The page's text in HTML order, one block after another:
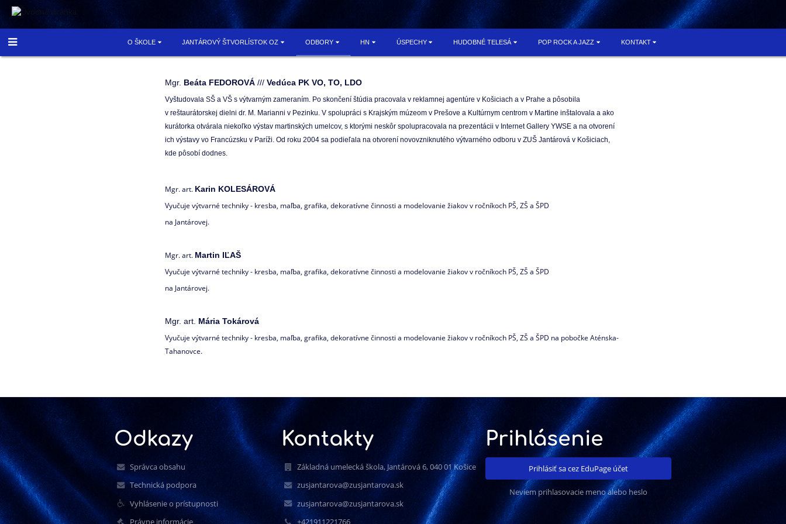
O ŠKOLE JANTÁROVÝ ŠTVORLÍSTOK OZ ODBORY HN ÚSPECHY HUDOBNÉ TELESÁ POP ROCK A JAZZ KONTAKT
Výtvarný
odbor
Mgr. Beáta FEDOROVÁ /// Vedúca PK VO, TO, LDO
Vyštudovala SŠ a VŠ s výtvarným zameraním. Po skončení štúdia pracovala v reklamnej agentúre v Košiciach a v Prahe a pôsobila
v reštaurátorskej dielni dr. M. Marianni v Pezinku. V spolupráci s Krajským múzeom v Prešove a Kultúrnym centrom v Martine inštalovala a ako
kurátorka otvárala niekoľko výstav martinských umelcov, s ktorými neskôr spolupracovala na prezentácii v Internet Gallery YWSE a na otvorení
ich výstavy vo Francúzsku v Paríži. Od roku 2004 sa podieľala na otvorení novovzniknutého výtvarného odboru v ZUŠ Jantárová v Košiciach,
kde pôsobí dodnes.
Mgr. art. Karin KOLESÁROVÁ
Vyučuje výtvarné techniky - kresba, maľba, grafika, dekoratívne činnosti a modelovanie žiakov v ročníkoch PŠ, ZŠ a ŠPD
na Jantárovej.
Mgr. art. Martin IĽAŠ
Vyučuje výtvarné techniky - kresba, maľba, grafika, dekoratívne činnosti a modelovanie žiakov v ročníkoch PŠ, ZŠ a ŠPD
na Jantárovej.
Mgr. art. Mária Tokárová
Vyučuje výtvarné techniky - kresba, maľba, grafika, dekoratívne činnosti a modelovanie žiakov v ročníkoch PŠ, ZŠ a ŠPD na pobočke Aténska-
Tahanovce.
Odkazy
Správca obsahu
Technická podpora
Vyhlásenie o prístupnosti
Právne informácie
Kontakty
Základná umelecká škola, Jantárová 6, 040 01 Košice
zusjantarova@zusjantarova.sk
zusjantarova@zusjantarova.sk
+421911221766
Prihlásenie
Prihlásiť sa cez EduPage účet
Neviem prihlasovacie meno alebo heslo